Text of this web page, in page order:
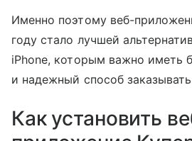
Именно поэтому веб-
году стало лучшей
iPhone, которым важно иметь
и надежный способ
Как установить